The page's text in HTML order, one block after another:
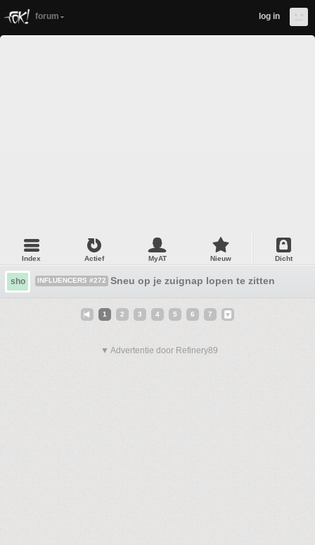
forum log in
Index Actief MyAT Nieuw Dicht
sho INFLUENCERS #272 Sneu op je zuignap lopen te zitten
1 2 3 4 5 6 7
▼ Advertentie door Refinery89